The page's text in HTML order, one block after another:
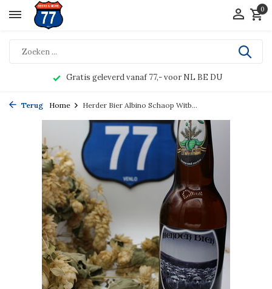
0
Gratis geleverd vanaf 77,- voor NL BE DU
Terug Home Herder Bier Albino Schaop Witb...